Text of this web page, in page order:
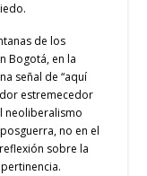
de los
Bogotá, en la
señal de “aquí
estremecedor
neoliberalismo
no en el
sobre la